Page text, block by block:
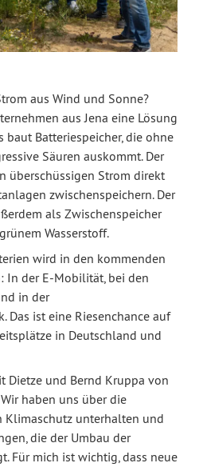
aus Wind und Sonne?
aus Jena eine Lösung
baut Batteriespeicher, die ohne
Säuren auskommt. Der
überschüssigen Strom direkt
zwischenspeichern. Der
als Zwischenspeicher
Wasserstoff.
wird in den kommenden
In der E-Mobilität, bei den
in der
Das ist eine Riesenchance auf
in Deutschland und
Dietze und Bernd Kruppa von
haben uns über die
Klimaschutz unterhalten und
die der Umbau der
Für mich ist wichtig, dass neue